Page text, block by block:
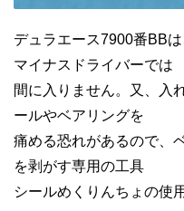
デュラエース7900番BB
マイナスドライバーでは
間に入りません。又、入
ールやベアリングを
痛める恐れがあるので、
を剥がす専用の工具
シールめくりんちょの使